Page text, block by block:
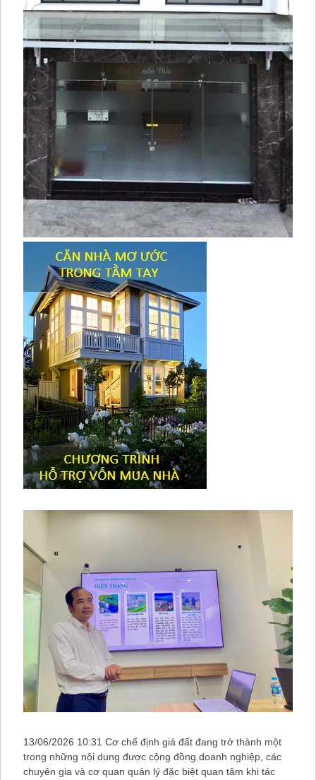
13/06/2026 10:31 Cơ chế định giá đất đang trở thành một
trong những nội dung được cộng đồng doanh nghiệp, các
chuyên gia và cơ quan quản lý đặc biệt quan tâm khi tác